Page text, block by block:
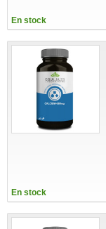
En stock
En stock